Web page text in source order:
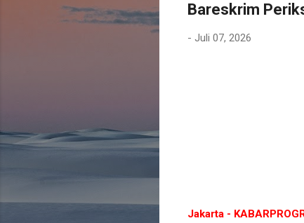
Bareskrim
- Juli 07, 2026
Jakarta -